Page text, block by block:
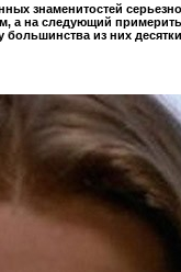
знаменитостей
на следующий
большинства из них